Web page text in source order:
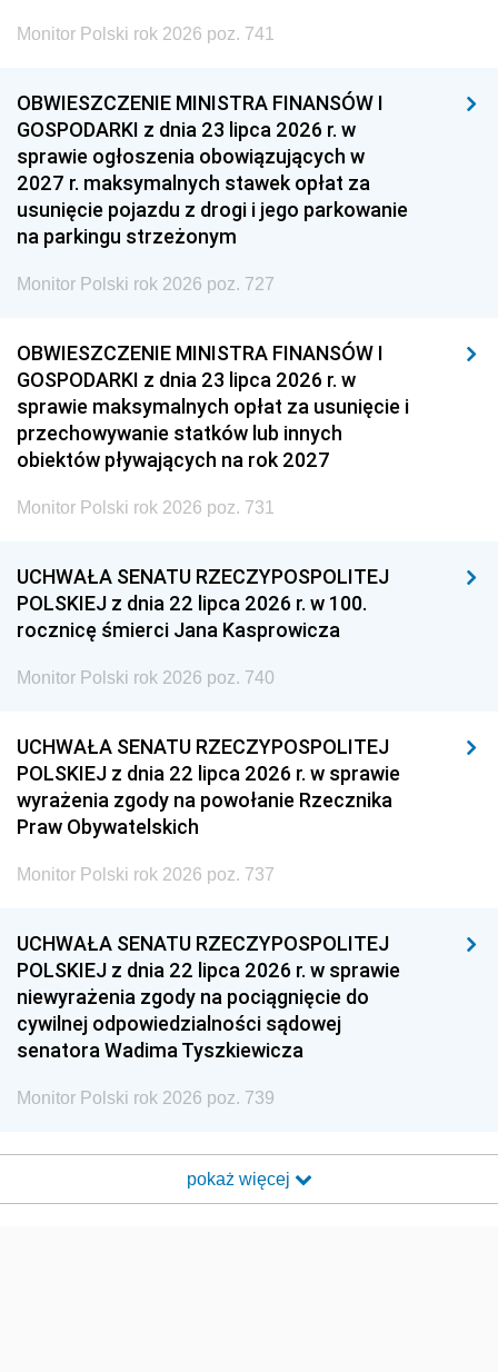
Monitor Polski rok 2026 poz. 741
OBWIESZCZENIE MINISTRA FINANSÓW I
GOSPODARKI z dnia 23 lipca 2026 r. w
sprawie ogłoszenia obowiązujących w
2027 r. maksymalnych stawek opłat za
usunięcie pojazdu z drogi i jego parkowanie
na parkingu strzeżonym
Monitor Polski rok 2026 poz. 727
OBWIESZCZENIE MINISTRA FINANSÓW I
GOSPODARKI z dnia 23 lipca 2026 r. w
sprawie maksymalnych opłat za usunięcie i
przechowywanie statków lub innych
obiektów pływających na rok 2027
Monitor Polski rok 2026 poz. 731
UCHWAŁA SENATU RZECZYPOSPOLITEJ
POLSKIEJ z dnia 22 lipca 2026 r. w 100.
rocznicę śmierci Jana Kasprowicza
Monitor Polski rok 2026 poz. 740
UCHWAŁA SENATU RZECZYPOSPOLITEJ
POLSKIEJ z dnia 22 lipca 2026 r. w sprawie
wyrażenia zgody na powołanie Rzecznika
Praw Obywatelskich
Monitor Polski rok 2026 poz. 737
UCHWAŁA SENATU RZECZYPOSPOLITEJ
POLSKIEJ z dnia 22 lipca 2026 r. w sprawie
niewyrażenia zgody na pociągnięcie do
cywilnej odpowiedzialności sądowej
senatora Wadima Tyszkiewicza
Monitor Polski rok 2026 poz. 739
pokaż więcej